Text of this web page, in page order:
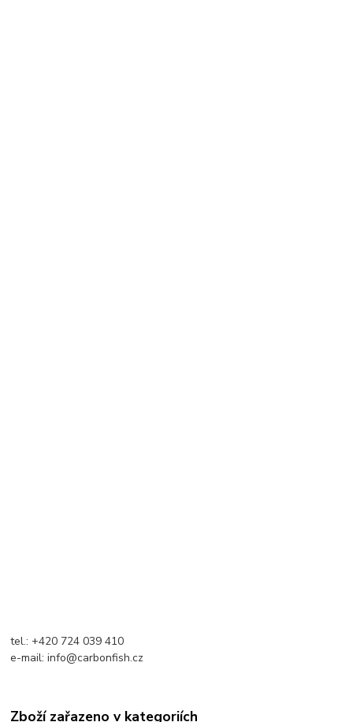
tel.: +420 724 039 410
e-mail: info@carbonfish.cz
Zboží zařazeno v kategoriích